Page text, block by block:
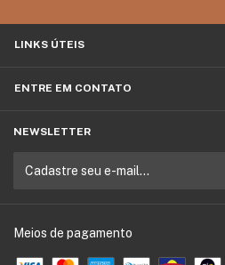
LINKS ÚTEIS
ENTRE EM CONTATO
NEWSLETTER
Meios de pagamento